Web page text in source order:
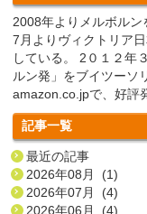
2008年よりメルボル
7月よりヴィクトリア
している。 2０１２
ルン発」をブイツーソ
amazon.co.jpで、好評
記事一覧
最近の記事
2026年08月 (1)
2026年07月 (4)
2026年06月 (4)